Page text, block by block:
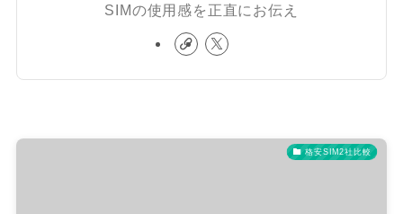
SIMの使用感を正直にお伝え
格安SIM2社比較